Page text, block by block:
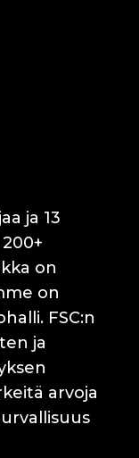
ja 13
on
on
FSC:n
ja
arvoja